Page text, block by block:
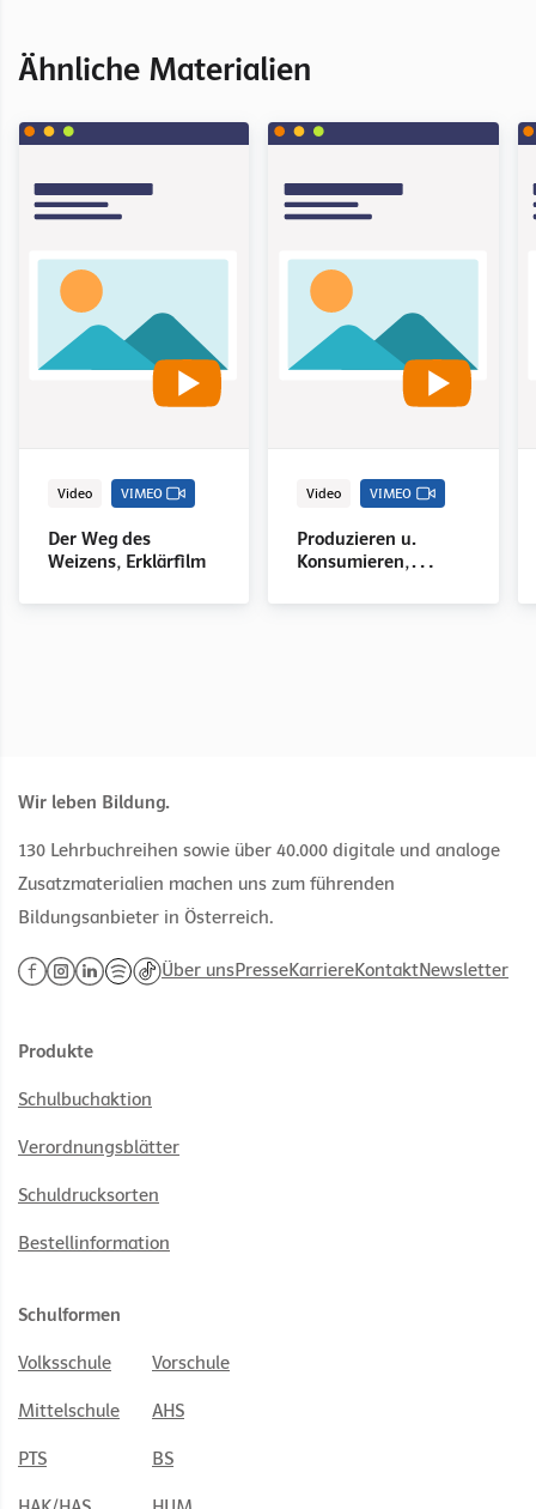
Ähnliche Materialien
Video VIMEO
Der Weg des
Weizens, Erklärfilm
Video VIMEO
Produzieren u.
Konsumieren,
Wir leben Bildung.
130 Lehrbuchreihen sowie über 40.000 digitale und analoge
Zusatzmaterialien machen uns zum führenden
Bildungsanbieter in Österreich.
Über unsPresseKarriereKontaktNewsletter
Produkte
Schulbuchaktion
Verordnungsblätter
Schuldrucksorten
Bestellinformation
Schulformen
Volksschule Vorschule
Mittelschule AHS
PTS BS